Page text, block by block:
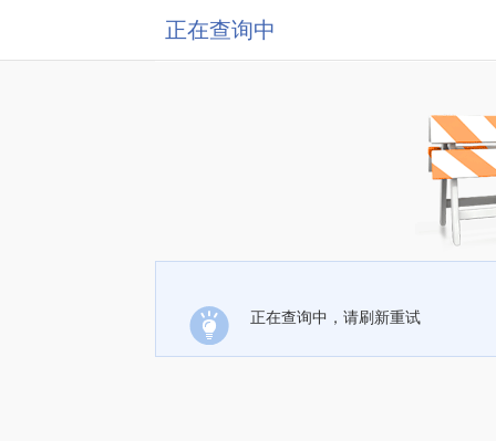
正在查询中
正在查询中，请刷新重试